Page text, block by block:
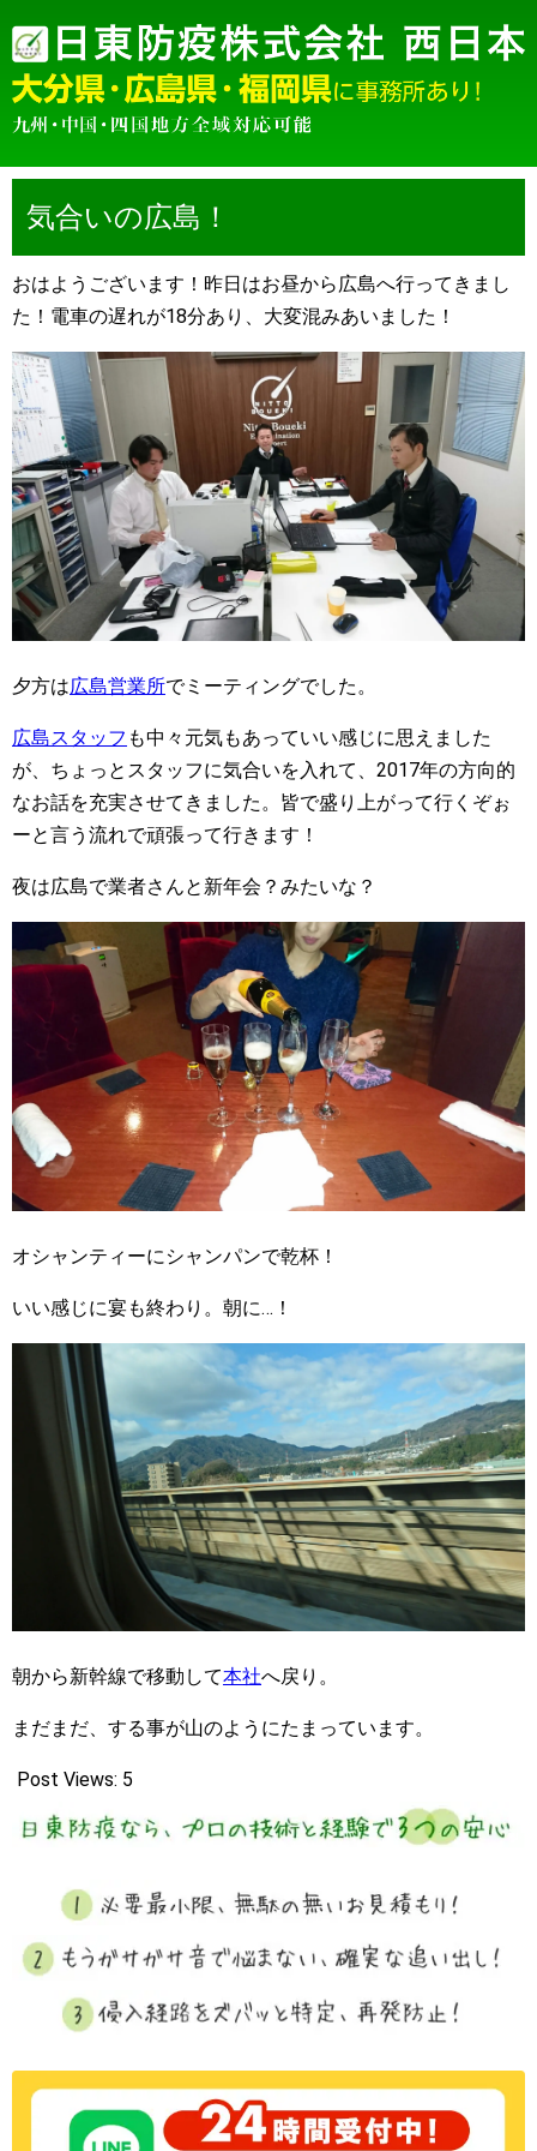
気合いの広島！
おはようございます！昨日はお昼から広島へ行ってきまし
た！電車の遅れが18分あり、大変混みあいました！
夕方は広島営業所でミーティングでした。
広島スタッフ も中々元気もあっていい感じに思えました
が、ちょっとスタッフに気合いを入れて、2017年の方向的
なお話を充実させてきました。皆で盛り上がって行くぞぉ
ーと言う流れで頑張って行きます！
夜は広島で業者さんと新年会？みたいな？
オシャンティーにシャンパンで乾杯！
いい感じに宴も終わり。朝に…！
朝から新幹線で移動して本社へ戻り。
まだまだ、する事が山のようにたまっています。
Post Views: 5